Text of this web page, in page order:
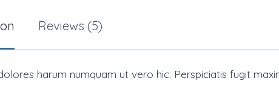
Reviews (5)
harum numquam ut vero hic. Perspiciatis fugit